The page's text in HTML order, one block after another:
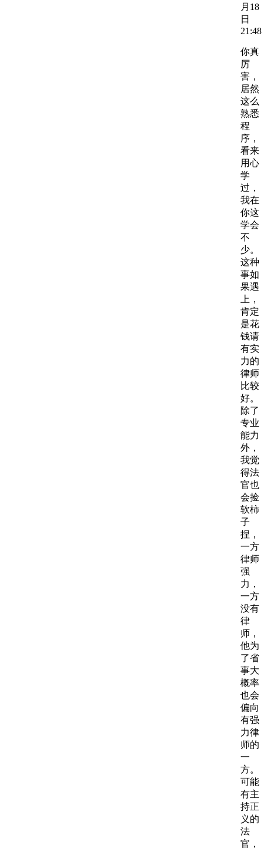
月18
日
21:48
你真
厉
害，
居然
这么
熟悉
程
序，
看来
用心
学
过，
我在
你这
学会
不
少。
这种
事如
果遇
上，
肯定
是花
钱请
有实
力的
律师
比较
好。
除了
专业
能力
外，
我觉
得法
官也
会捡
软柿
子
捏，
一方
律师
强
力，
一方
没有
律
师，
他为
了省
事大
概率
也会
偏向
有强
力律
师的
一
方。
可能
有主
持正
义的
法
官，